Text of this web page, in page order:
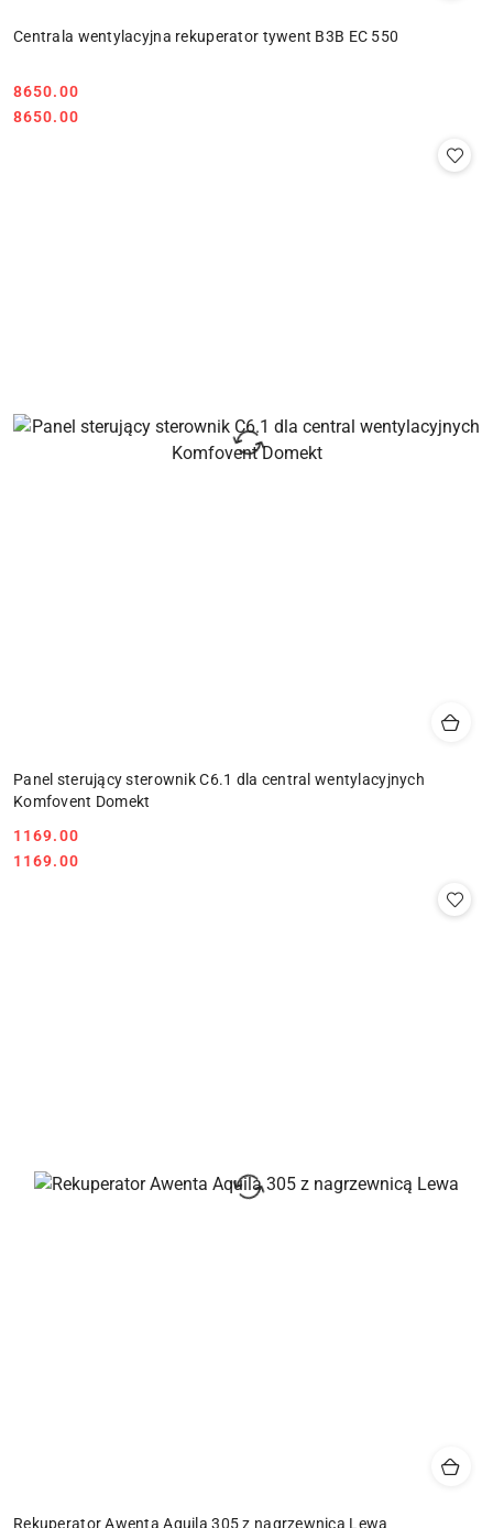
Centrala wentylacyjna rekuperator tywent B3B EC 550
Cena:
8650.00
Cena:
8650.00
Panel sterujący sterownik C6.1 dla central wentylacyjnych
Komfovent Domekt
Cena:
1169.00
Cena:
1169.00
Rekuperator Awenta Aquila 305 z nagrzewnicą Lewa